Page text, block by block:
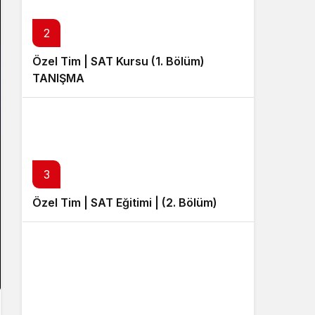
2
Özel Tim | SAT Kursu (1. Bölüm)
TANIŞMA
3
Özel Tim | SAT Eğitimi | (2. Bölüm)